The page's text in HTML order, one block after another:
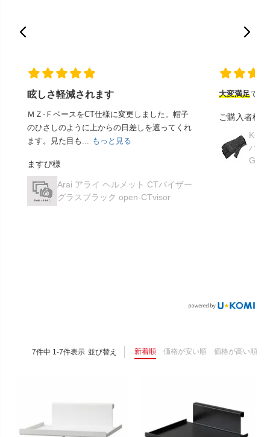
眩しさ軽減されます
ＭＺ-ＦベースをCT仕様に変更しました。帽子
のひさしのように上からの日差しを遮ってくれ
ます。見た目も... もっと見る
ますぴ様
Arai アライ ヘルメット CTバイザー
グラスブラック open-CTvisor
大変満足でし
ご購入者様
ハー
GK-
並び替え 新着順 価格が安い順 価格が高い順
7件中 1-7件表示